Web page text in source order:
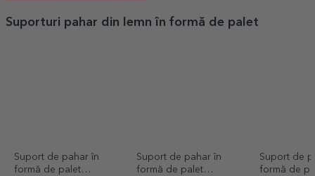
Suporturi pahar din lemn în formă de palet
Suport de pahar în
formă de palet
Suport de pahar în
formă de palet
Suport de
formă de